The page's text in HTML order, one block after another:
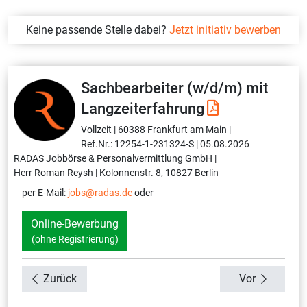
Keine passende Stelle dabei? Jetzt initiativ bewerben
Sachbearbeiter (w/d/m) mit
Langzeiterfahrung
Vollzeit | 60388 Frankfurt am Main |
Ref.Nr.: 12254-1-231324-S |05.08.2026
RADAS Jobbörse & Personalvermittlung GmbH |
Herr Roman Reysh | Kolonnenstr. 8, 10827 Berlin
per E-Mail: jobs@radas.deoder
Online-Bewerbung
(ohne Registrierung)
Zurück Vor